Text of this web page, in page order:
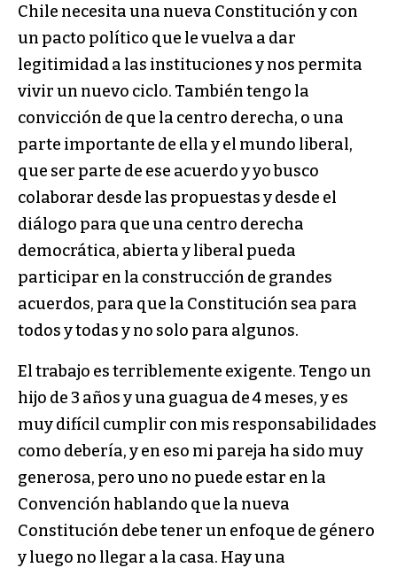
Chile necesita una nueva Constitución y con
un pacto político que le vuelva a dar
legitimidad a las instituciones y nos permita
vivir un nuevo ciclo. También tengo la
convicción de que la centro derecha, o una
parte importante de ella y el mundo liberal,
que ser parte de ese acuerdo y yo busco
colaborar desde las propuestas y desde el
diálogo para que una centro derecha
democrática, abierta y liberal pueda
participar en la construcción de grandes
acuerdos, para que la Constitución sea para
todos y todas y no solo para algunos.
El trabajo es terriblemente exigente. Tengo un
hijo de 3 años y una guagua de 4 meses, y es
muy difícil cumplir con mis responsabilidades
como debería, y en eso mi pareja ha sido muy
generosa, pero uno no puede estar en la
Convención hablando que la nueva
Constitución debe tener un enfoque de género
y luego no llegar a la casa. Hay una